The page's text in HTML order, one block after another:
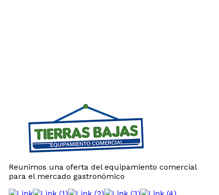
Reunimos una oferta del equipamiento comercial
para el mercado gastronómico